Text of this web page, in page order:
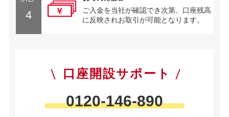
4
ご入金を当社が確認でき次第、口座残高
に反映されお取引が可能となります。
口座開設サポート
0120-146-890